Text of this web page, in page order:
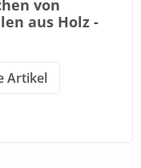
von
aus Holz -
Artikel